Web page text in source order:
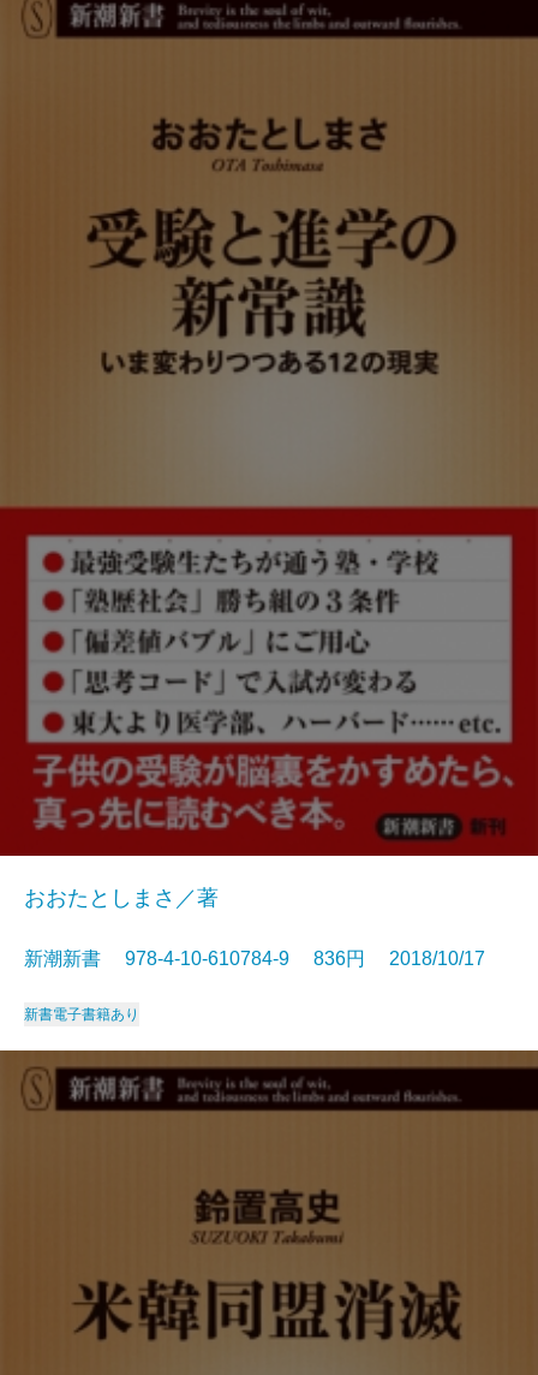
おおたとしまさ／著
新潮新書 978-4-10-610784-9 836円 2018/10/17
新書電子書籍あり